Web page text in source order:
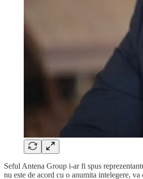
Seful Antena Group i-ar fi spus
nu este de acord cu o anumita intelegere,